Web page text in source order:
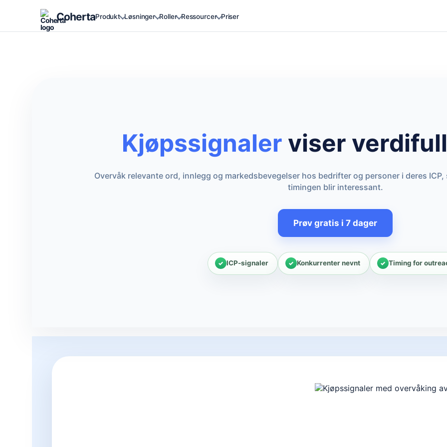
CohertaProdukt Løsninger Roller Ressourcer Priser
Kjøpssignaler viser
Overvåk relevante ord, innlegg og markedsbevegelser hos bedrifter og personer i deres
timingen blir interessant.
Prøv gratis i 7 dager
ICP-signaler Konkurrenter nevnt Timing for